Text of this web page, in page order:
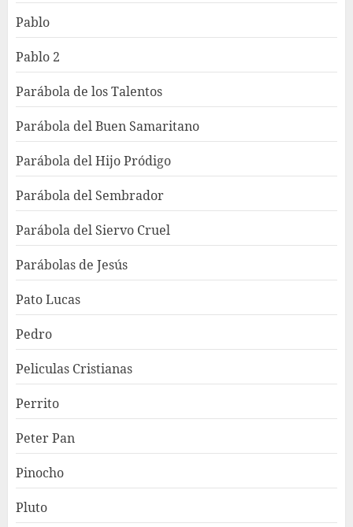
Pablo
Pablo 2
Parábola de los Talentos
Parábola del Buen Samaritano
Parábola del Hijo Pródigo
Parábola del Sembrador
Parábola del Siervo Cruel
Parábolas de Jesús
Pato Lucas
Pedro
Peliculas Cristianas
Perrito
Peter Pan
Pinocho
Pluto